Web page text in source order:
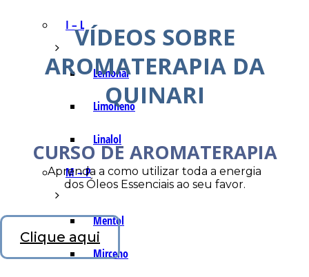
I – L
Lemonal
Limoneno
Linalol
M – P
Mentol
Mirceno
VÍDEOS SOBRE
AROMATERAPIA DA
QUINARI
CURSO DE AROMATERAPIA
Aprenda a como utilizar toda a energia
dos Óleos Essenciais ao seu favor.
Clique aqui